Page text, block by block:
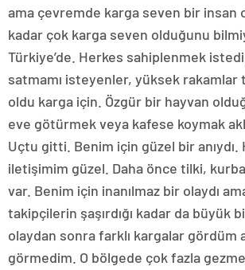
ama çevremde karga seven bir insan
kadar çok karga seven olduğunu
Türkiye’de. Herkes sahiplenmek
satmamı isteyenler, yüksek
oldu karga için. Özgür bir hayvan
eve götürmek veya kafese koymak
Uçtu gitti. Benim için güzel bir anıydı.
iletişimim güzel. Daha önce tilki,
var. Benim için inanılmaz bir olaydı
takipçilerin şaşırdığı kadar da büyük
olaydan sonra farklı kargalar gördüm
görmedim. O bölgede çok fazla